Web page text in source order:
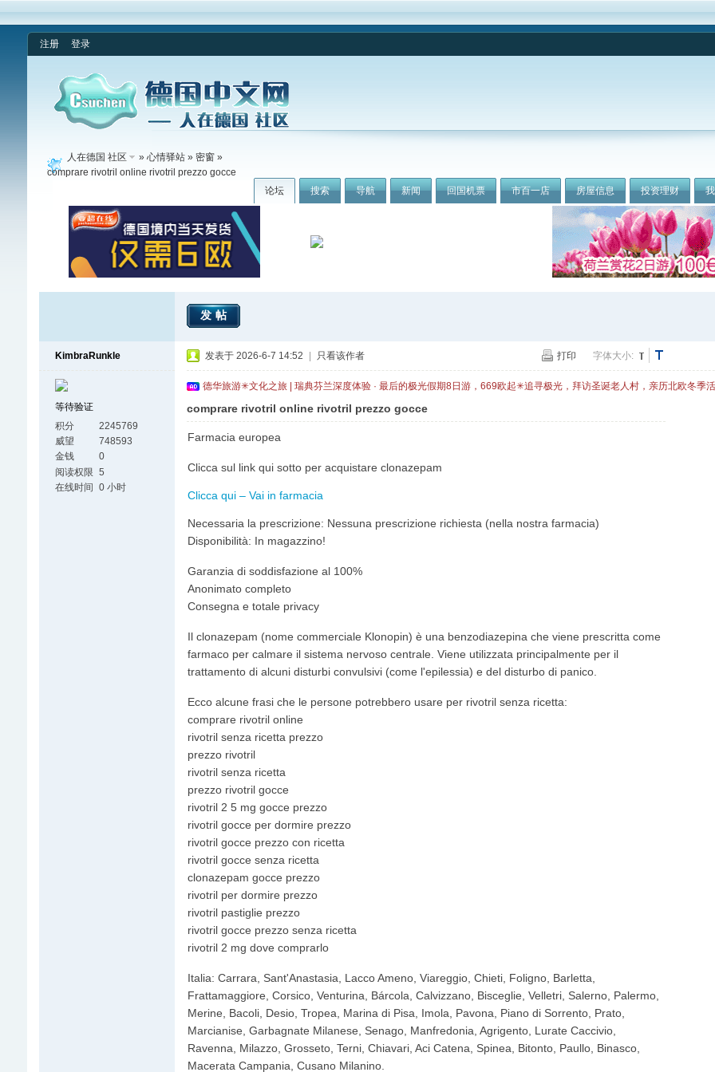
注册 登录
论坛 搜索 导航 新闻 回国机票 市百一店 房屋信息 投资理财
人在德国 社区 » 心情驿站» 密窗»
comprare rivotril online rivotril prezzo gocce
发帖
KimbraRunkle
等待验证
积分
2245769
威望
748593
金钱
0
阅读权限 5
在线时间 0 小时
打印 字体大小:
发表于 2026-6-7 14:52 只看该作者
德华旅游✳文化之旅 | 瑞典芬兰深度体验 · 最后的极光假期8日游，669欧起✳追寻极光，拜访圣诞老人村，亲历北欧冬季
comprare rivotril online rivotril prezzo gocce
Farmacia europea
Clicca sul link qui sotto per acquistare clonazepam
Clicca qui – Vai in farmacia
Necessaria la prescrizione: Nessuna prescrizione richiesta (nella nostra farmacia)
Disponibilità: In magazzino!
Garanzia di soddisfazione al 100%
Anonimato completo
Consegna e totale privacy
Il clonazepam (nome commerciale Klonopin) è una benzodiazepina che viene prescritta come
farmaco per calmare il sistema nervoso centrale. Viene utilizzata principalmente per il
trattamento di alcuni disturbi convulsivi (come l'epilessia) e del disturbo di panico.
Ecco alcune frasi che le persone potrebbero usare per rivotril senza ricetta:
comprare rivotril online
rivotril senza ricetta prezzo
prezzo rivotril
rivotril senza ricetta
prezzo rivotril gocce
rivotril 2 5 mg gocce prezzo
rivotril gocce per dormire prezzo
rivotril gocce prezzo con ricetta
rivotril gocce senza ricetta
clonazepam gocce prezzo
rivotril per dormire prezzo
rivotril pastiglie prezzo
rivotril gocce prezzo senza ricetta
rivotril 2 mg dove comprarlo
Italia: Carrara, Sant'Anastasia, Lacco Ameno, Viareggio, Chieti, Foligno, Barletta,
Frattamaggiore, Corsico, Venturina, Bárcola, Calvizzano, Bisceglie, Velletri, Salerno, Palermo,
Merine, Bacoli, Desio, Tropea, Marina di Pisa, Imola, Pavona, Piano di Sorrento, Prato,
Marcianise, Garbagnate Milanese, Senago, Manfredonia, Agrigento, Lurate Caccivio,
Ravenna, Milazzo, Grosseto, Terni, Chiavari, Aci Catena, Spinea, Bitonto, Paullo, Binasco,
Macerata Campania, Cusano Milanino.